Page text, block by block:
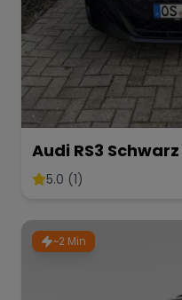
Audi RS3
5.0 (1)
~2 Min